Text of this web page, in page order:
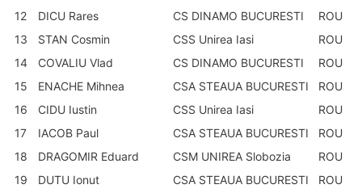
12
DICU Rares CS DINAMO BUCURESTI
ROU
13
STAN Cosmin CSS Unirea Iasi
ROU
14
COVALIU Vlad CS DINAMO BUCURESTI
ROU
15
ENACHE Mihnea CSA STEAUA BUCURESTI
ROU
16
CIDU Iustin CSS Unirea Iasi
ROU
17
IACOB Paul CSA STEAUA BUCURESTI
ROU
18
DRAGOMIR Eduard CSM UNIREA Slobozia
ROU
19
DUTU Ionut CSA STEAUA BUCURESTI
ROU